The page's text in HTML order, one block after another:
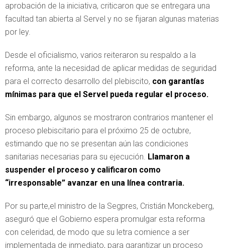
aprobación de la iniciativa, criticaron que se entregara una
facultad tan abierta al Servel y no se fijaran algunas materias
por ley.
Desde el oficialismo, varios reiteraron su respaldo a la
reforma, ante la necesidad de aplicar medidas de seguridad
para el correcto desarrollo del plebiscito, con garantías
mínimas para que el Servel pueda regular el proceso.
Sin embargo, algunos se mostraron contrarios mantener el
proceso plebiscitario para el próximo 25 de octubre,
estimando que no se presentan aún las condiciones
sanitarias necesarias para su ejecución. Llamaron a
suspender el proceso y calificaron como
“irresponsable” avanzar en una línea contraria.
Por su parte,el ministro de la Segpres, Cristián Monckeberg,
aseguró que el Gobierno espera promulgar esta reforma
con celeridad, de modo que su letra comience a ser
implementada de inmediato, para garantizar un proceso